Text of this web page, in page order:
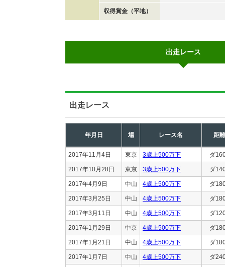
収得賞金（平地）
出走レース
出走レース
年月日 場 レース名 距離
2017年11月4日 東京 3歳上500万下 ダ
2017年10月28日 東京 3歳上500万下 ダ
2017年4月9日 中山 4歳上500万下 ダ
2017年3月25日 中山 4歳上500万下 ダ
2017年3月11日 中山 4歳上500万下 ダ
2017年1月29日 中京 4歳上500万下 ダ
2017年1月21日 中山 4歳上500万下 ダ
2017年1月7日 中山 4歳上500万下 ダ